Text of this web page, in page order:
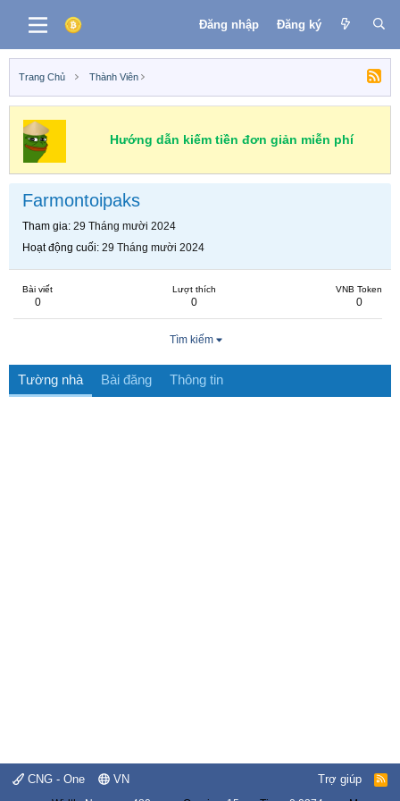
Đăng nhập Đăng ký
Trang Chủ Thành Viên
Hướng dẫn kiếm tiền đơn giản miễn phí
Farmontoipaks
Tham gia 29 Tháng mười 2024
Hoạt động cuối 29 Tháng mười 2024
Bài viết
0
Lượt thích
0
VNB Token
0
Tìm kiếm
Tường nhà Bài đăng Thông tin
CNG - One VN Trợ giúp
R